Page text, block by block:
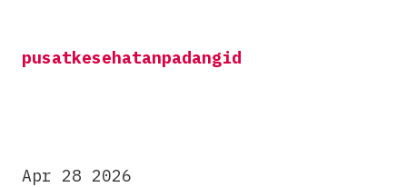
contentpusatkesehatanpadangid
Apr 28 2026